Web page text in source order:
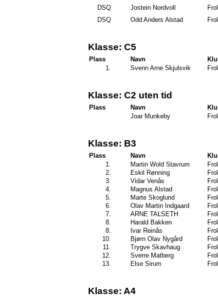
DSQ
Jostein Nordvoll
DSQ
Odd Anders Alstad
Klasse: C5
Plass Navn
1.
Svenn Arne Skjulsvik
Klasse: C2 uten tid
Plass Navn
Joar Munkeby
Klasse: B3
Plass Navn
1.
Martin Wold Stavrum
2.
Eskil Rønning
3.
Vidar Venås
4.
Magnus Alstad
5.
Marte Skoglund
6.
Olav Martin Indgaard
7.
ARNE TALSETH
8.
Harald Bakken
8.
Ivar Reinås
10.
Bjørn Olav Nygård
11.
Trygve Skavhaug
12.
Sverre Matberg
13.
Else Sirum
Klasse: A4